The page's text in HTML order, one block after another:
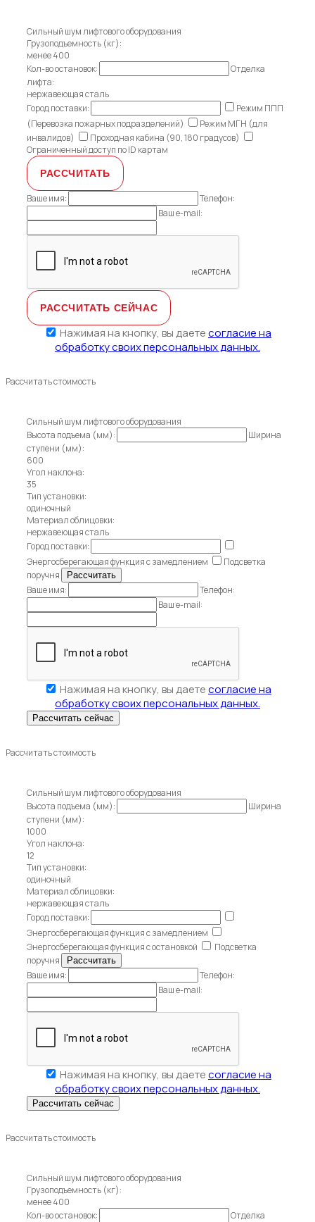
Сильный шум лифтового оборудования
Грузоподъемность (кг):
менее 400
Кол-во остановок:
Отделка
лифта:
нержавеющая сталь
Город поставки:
Режим ППП
(Перевозка пожарных подразделений)
Режим МГН (для
инвалидов)
Проходная кабина (90, 180 градусов)
Ограниченный доступ по ID картам
Ваше имя:
Телефон:
Ваш e-mail:
Нажимая на кнопку, вы даетесогласие на
обработку своих персональных данных.
Рассчитать стоимость
Сильный шум лифтового оборудования
Высота подъема (мм):
Ширина
ступени (мм):
600
Угол наклона:
35
Тип установки:
одиночный
Материал облицовки:
нержавеющая сталь
Город поставки:
Энергосберегающая функция с замедлением
Подсветка
поручня
Ваше имя:
Телефон:
Ваш e-mail:
Нажимая на кнопку, вы даетесогласие на
обработку своих персональных данных.
Рассчитать стоимость
Сильный шум лифтового оборудования
Высота подъема (мм):
Ширина
ступени (мм):
1000
Угол наклона:
12
Тип установки:
одиночный
Материал облицовки:
нержавеющая сталь
Город поставки:
Энергосберегающая функция с замедлением
Энергосберегающая функция с остановкой
Подсветка
поручня
Ваше имя:
Телефон:
Ваш e-mail:
Нажимая на кнопку, вы даетесогласие на
обработку своих персональных данных.
Рассчитать стоимость
Сильный шум лифтового оборудования
Грузоподъемность (кг):
менее 400
Кол-во остановок:
Отделка